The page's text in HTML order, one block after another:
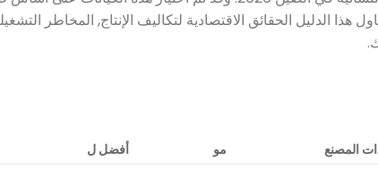
هذا الدليل الحقائق الاقتصادية لتكاليف الإنتاج, المخاطر
المصنع مو أفضل ل